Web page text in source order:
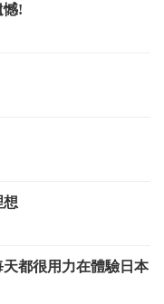
憾!
想
都很用力在體驗日本